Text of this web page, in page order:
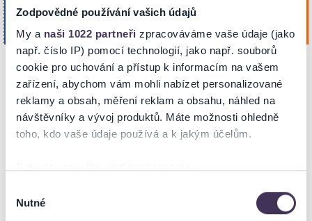
Zodpovědné používání vašich údajů
My a naši 1022 partneři zpracováváme vaše údaje (jako
např. číslo IP) pomocí technologií, jako např. souborů
cookie pro uchování a přístup k informacím na vašem
zařízení, abychom vám mohli nabízet personalizované
reklamy a obsah, měření reklam a obsahu, náhled na
návštěvníky a vývoj produktů. Máte možnosti ohledně
toho, kdo vaše údaje používá a k jakým účelům.
které mohou být přesné na několik metrů
souhlasu
Nutné
Zář. 2026
Amfiteátr Loket
LOKET
POPIS
LÉTO POD HRADEM LOKET!
Vstupenky můžete zakoupit online přímo na ticketportal.cz -
k dispozici jsou i prodejní místa Ticketportal.